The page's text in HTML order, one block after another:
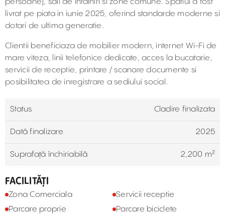
livrat pe piata in iunie 2025, oferind standarde moderne si
dotari de ultima generatie.
Clientii beneficiaza de mobilier modern, internet Wi-Fi de
mare viteza, linii telefonice dedicate, acces la bucatarie,
servicii de receptie, printare / scanare documente si
posibilitatea de inregistrare a sediului social.
Status Cladire finalizata
Dată finalizare 2025
Suprafață închiriabilă 2,200 m²
FACILITĂȚI
Zona Comerciala
Servicii receptie
Parcare proprie
Parcare biciclete